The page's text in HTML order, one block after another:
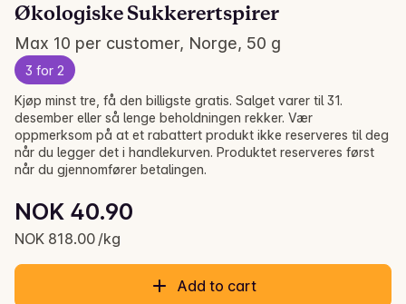
Økologiske Sukkerertspirer
Max 10 per customer, Norge, 50 g
3 for 2
Current price is: NOK 40.90
NOK 40.90
NOK 818.00 /kg
Unit price: NOK 818.00 /kg
Kjøp minst tre, få den billigste gratis. Salget varer til 31.
desember eller så lenge beholdningen rekker. Vær
oppmerksom på at et rabattert produkt ikke reserveres til deg
når du legger det i handlekurven. Produktet reserveres først
når du gjennomfører betalingen.
Add to cart